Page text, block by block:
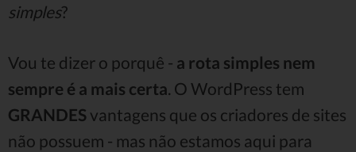
simples?
Vou te dizer o porquê - a rota simples nem
sempre é a mais certa . O WordPress tem
GRANDES vantagens que os criadores de sites
não possuem - mas não estamos aqui para